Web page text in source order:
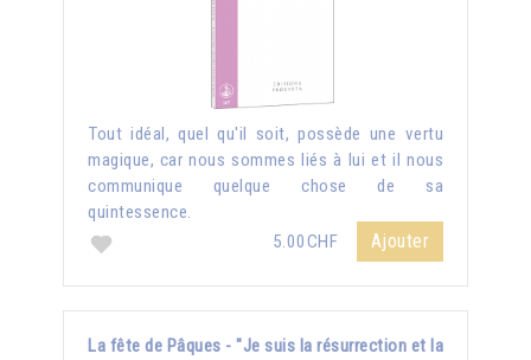
Tout idéal, quel qu'il soit, possède une vertu
magique, car nous sommes liés à lui et il nous
communique quelque chose de sa
quintessence.
5.00CHF
Ajouter
La fête de Pâques - "Je suis la résurrection et la